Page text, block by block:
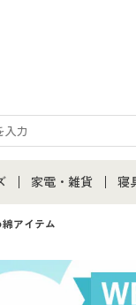
通販すべて
ファッション
家電・雑貨
家電・雑貨すべて
家電
寝
アイテム